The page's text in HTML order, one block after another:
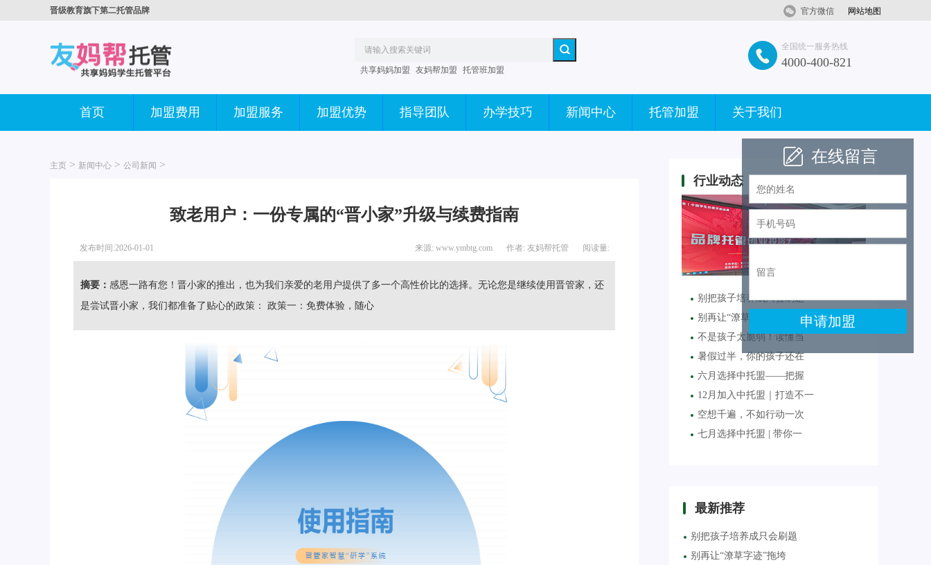
晋级教育旗下第二托管品牌 官方微信 网站地图
共享妈妈加盟 友妈帮加盟 托管班加盟
全国统一服务热线
4000-400-821
首页 加盟费用 加盟服务 加盟优势 指导团队 办学技巧 新闻中心 托管加盟 关于我们
主页 > 新闻中心 > 公司新闻 >
致老用户：一份专属的“晋小家”升级与续费指南
发布时间:2026-01-01 来源: www.ymbtg.com 作者: 友妈帮托管 阅读量:
摘要： 感恩一路有您！晋小家的推出，也为我们亲爱的老用户提供了多一个高性价比的选择。无论您是继续使用晋管家，还
是尝试晋小家，我们都准备了贴心的政策： 政策一：免费体验，随心
行业动态
别把孩子培养成只会刷题
别再让“潦草字迹”拖垮
不是孩子太脆弱！读懂当
暑假过半，你的孩子还在
六月选择中托盟——把握
12月加入中托盟｜打造不一
空想千遍，不如行动一次
七月选择中托盟 | 带你一
最新推荐
别把孩子培养成只会刷题
别再让“潦草字迹”拖垮
在线留言